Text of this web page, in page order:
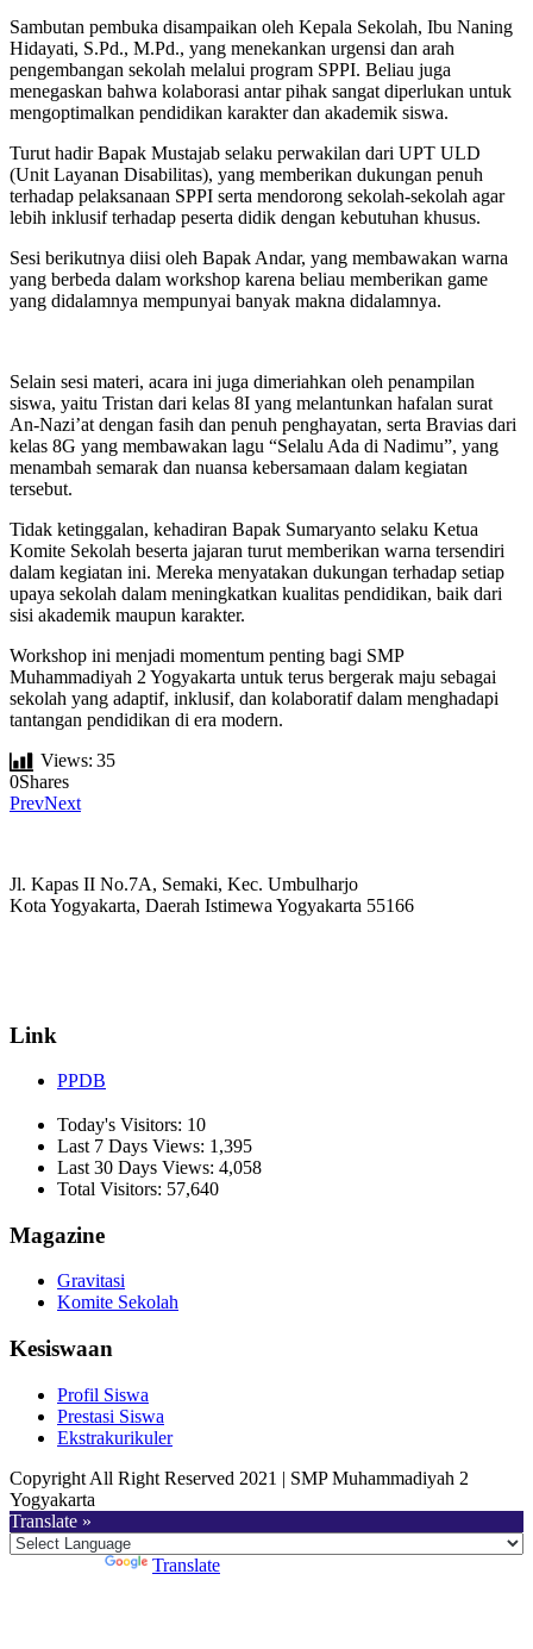
Sambutan pembuka disampaikan oleh Kepala Sekolah, Ibu Naning
Hidayati, S.Pd., M.Pd., yang menekankan urgensi dan arah
pengembangan sekolah melalui program SPPI. Beliau juga
menegaskan bahwa kolaborasi antar pihak sangat diperlukan untuk
mengoptimalkan pendidikan karakter dan akademik siswa.
Turut hadir Bapak Mustajab selaku perwakilan dari UPT ULD
(Unit Layanan Disabilitas), yang memberikan dukungan penuh
terhadap pelaksanaan SPPI serta mendorong sekolah-sekolah agar
lebih inklusif terhadap peserta didik dengan kebutuhan khusus.
Sesi berikutnya diisi oleh Bapak Andar, yang membawakan warna
yang berbeda dalam workshop karena beliau memberikan game
yang didalamnya mempunyai banyak makna didalamnya.
Selain sesi materi, acara ini juga dimeriahkan oleh penampilan
siswa, yaitu Tristan dari kelas 8I yang melantunkan hafalan surat
An-Nazi’at dengan fasih dan penuh penghayatan, serta Bravias dari
kelas 8G yang membawakan lagu “Selalu Ada di Nadimu”, yang
menambah semarak dan nuansa kebersamaan dalam kegiatan
tersebut.
Tidak ketinggalan, kehadiran Bapak Sumaryanto selaku Ketua
Komite Sekolah beserta jajaran turut memberikan warna tersendiri
dalam kegiatan ini. Mereka menyatakan dukungan terhadap setiap
upaya sekolah dalam meningkatkan kualitas pendidikan, baik dari
sisi akademik maupun karakter.
Workshop ini menjadi momentum penting bagi SMP
Muhammadiyah 2 Yogyakarta untuk terus bergerak maju sebagai
sekolah yang adaptif, inklusif, dan kolaboratif dalam menghadapi
tantangan pendidikan di era modern.
Views: 35
0Shares
PrevNext
Jl. Kapas II No.7A, Semaki, Kec. Umbulharjo
Kota Yogyakarta, Daerah Istimewa Yogyakarta 55166
Link
PPDB
Today's Visitors: 10
Last 7 Days Views: 1,395
Last 30 Days Views: 4,058
Total Visitors: 57,640
Magazine
Gravitasi
Komite Sekolah
Kesiswaan
Profil Siswa
Prestasi Siswa
Ekstrakurikuler
Copyright All Right Reserved 2021 | SMP Muhammadiyah 2
Yogyakarta
Translate »
Translate